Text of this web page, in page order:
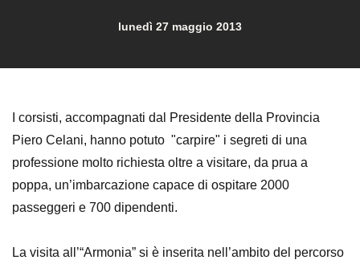
lunedì 27 maggio 2013
I corsisti, accompagnati dal Presidente della Provincia
Piero Celani, hanno potuto "carpire" i segreti di una
professione molto richiesta oltre a visitare, da prua a
poppa, un’imbarcazione capace di ospitare 2000
passeggeri e 700 dipendenti.
La visita all’“Armonia” si è inserita nell’ambito del percorso